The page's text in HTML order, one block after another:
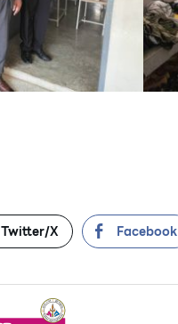
Twitter/X Facebook